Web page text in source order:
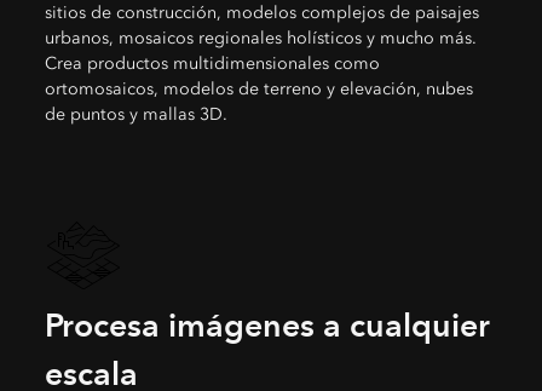
sitios de construcción, modelos complejos de paisajes
urbanos, mosaicos regionales holísticos y mucho más.
Crea productos multidimensionales como
ortomosaicos, modelos de terreno y elevación, nubes
de puntos y mallas 3D.
Procesa imágenes a cualquier
escala